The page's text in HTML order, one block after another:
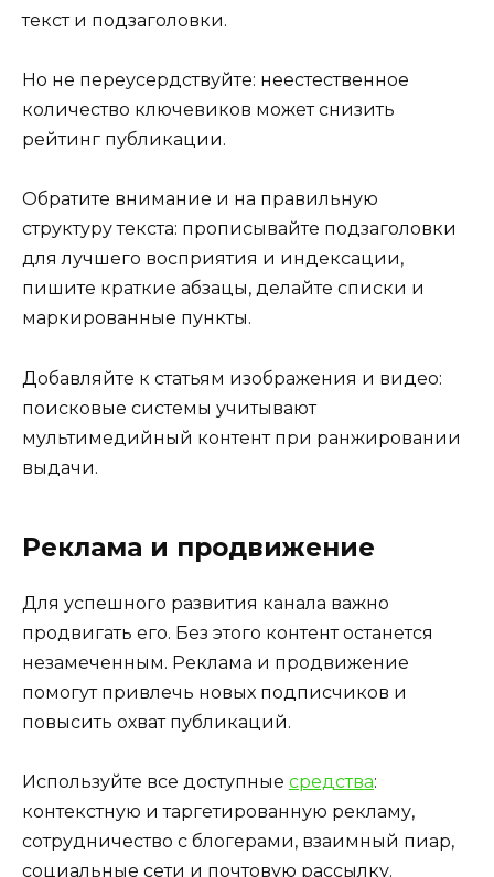
текст и подзаголовки.
Но не переусердствуйте: неестественное
количество ключевиков может снизить
рейтинг публикации.
Обратите внимание и на правильную
структуру текста: прописывайте подзаголовки
для лучшего восприятия и индексации,
пишите краткие абзацы, делайте списки и
маркированные пункты.
Добавляйте к статьям изображения и видео:
поисковые системы учитывают
мультимедийный контент при ранжировании
выдачи.
Реклама и продвижение
Для успешного развития канала важно
продвигать его. Без этого контент останется
незамеченным. Реклама и продвижение
помогут привлечь новых подписчиков и
повысить охват публикаций.
Используйте все доступные средства:
контекстную и таргетированную рекламу,
сотрудничество с блогерами, взаимный пиар,
социальные сети и почтовую рассылку.